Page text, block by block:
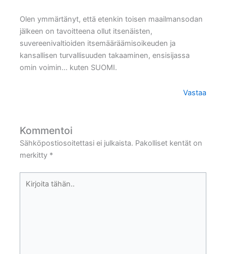
Olen ymmärtänyt, että etenkin toisen maailmansodan
jälkeen on tavoitteena ollut itsenäisten,
suvereenivaltioiden itsemääräämisoikeuden ja
kansallisen turvallisuuden takaaminen, ensisijassa
omin voimin… kuten SUOMI.
Vastaa
Kommentoi
Sähköpostiosoitettasi ei julkaista. Pakolliset kentät on
merkitty *
tähän..